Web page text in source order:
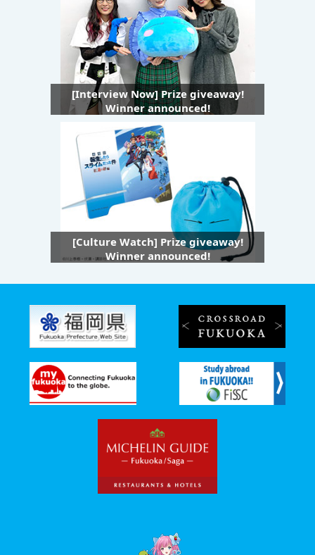
[Interview Now] Prize giveaway!
Winner announced!
[Culture Watch] Prize giveaway!
Winner announced!